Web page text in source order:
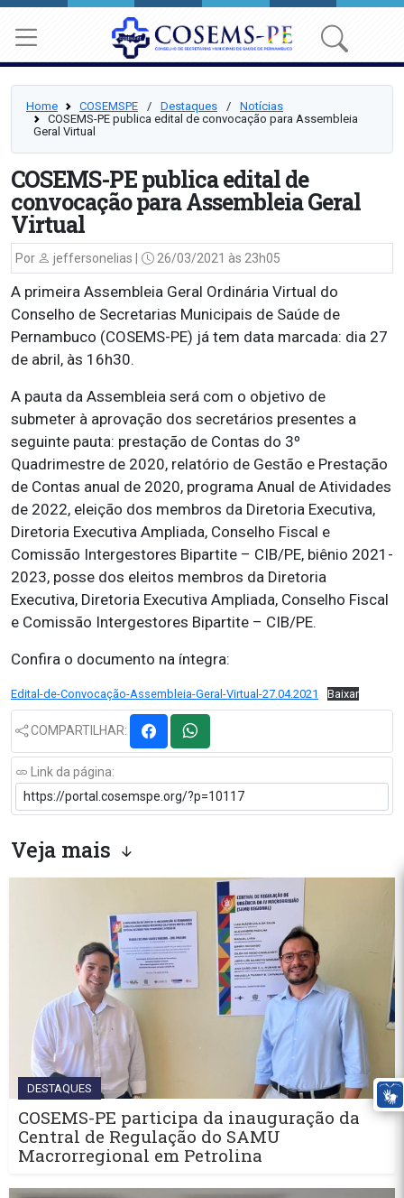
Home COSEMSPE ⠀/⠀ Destaques ⠀/⠀ Notícias
COSEMS-PE publica edital de convocação para Assembleia
Geral Virtual
COSEMS-PE publica edital de
convocação para Assembleia Geral
Virtual
Por jeffersonelias | 26/03/2021 às 23h05
A primeira Assembleia Geral Ordinária Virtual do
Conselho de Secretarias Municipais de Saúde de
Pernambuco (COSEMS-PE) já tem data marcada: dia 27
de abril, às 16h30.
A pauta da Assembleia será com o objetivo de
submeter à aprovação dos secretários presentes a
seguinte pauta: prestação de Contas do 3º
Quadrimestre de 2020, relatório de Gestão e Prestação
de Contas anual de 2020, programa Anual de Atividades
de 2022, eleição dos membros da Diretoria Executiva,
Diretoria Executiva Ampliada, Conselho Fiscal e
Comissão Intergestores Bipartite – CIB/PE, biênio 2021-
2023, posse dos eleitos membros da Diretoria
Executiva, Diretoria Executiva Ampliada, Conselho Fiscal
e Comissão Intergestores Bipartite – CIB/PE.
Confira o documento na íntegra:
Edital-de-Convocação-Assembleia-Geral-Virtual-27.04.2021 Baixar
COMPARTILHAR:
Link da página:
Veja mais
DESTAQUES
COSEMS-PE participa da inauguração da
Central de Regulação do SAMU
Macrorregional em Petrolina